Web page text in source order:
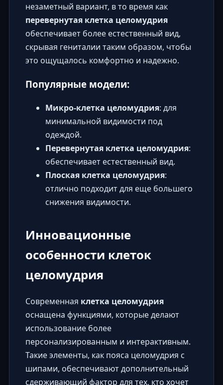
незаметный вариант, в то время как
перевернутая клетка целомудрия
обеспечивает более естественный вид,
скрывая гениталии таким образом, чтобы
это ощущалось комфортно и надежно.
Популярные модели:
Микро-клетка целомудрия: для
минимальной видимости под
одеждой.
Перевернутая клетка целомудрия:
обеспечивает естественный вид.
Плоская клетка целомудрия:
отлично подходит для еще большего
снижения видимости.
Инновационные
особенности клеток
целомудрия
Современная клетка целомудрия
оснащена функциями, которые делают
использование более
персонализированным и интерактивным.
Такие элементы, как пояса целомудрия с
шипами, обеспечивают дополнительный
сдерживающий фактор для тех, кто хочет